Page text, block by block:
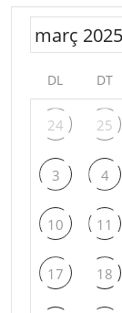
DL DT
24 25
3 4
10 11
17 18